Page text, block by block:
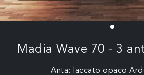
Madia Wave 70 - 3
Anta: laccato opaco